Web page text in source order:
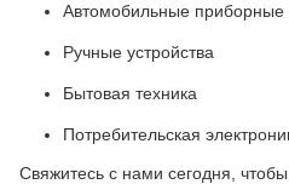
Автомобильные приборные
Ручные устройства
Бытовая техника
Потребительская
Свяжитесь с нами сегодня,